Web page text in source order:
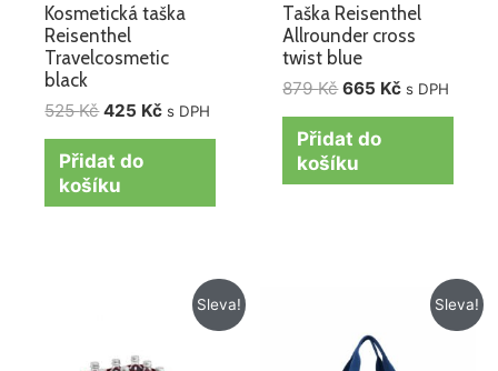
Kosmetická taška
Reisenthel
Travelcosmetic
black
525Kč 425 Kč s DPH
Přidat do
košíku
Taška Reisenthel
Allrounder cross
twist blue
879Kč 665 Kč s DPH
Přidat do
košíku
Sleva!
355 Kč.
Aktuální
cena
Sleva!
byla:
715 Kč.
Aktuální
cena